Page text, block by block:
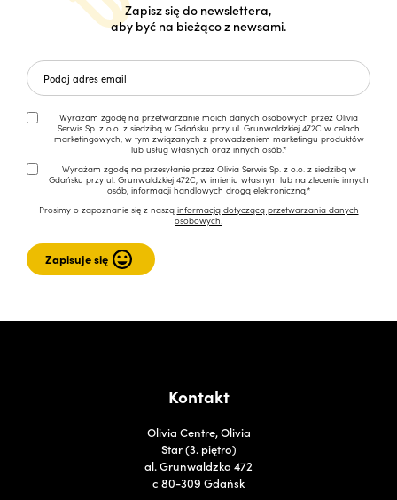
Zapisz się do newslettera,
aby być na bieżąco z newsami.
Wyrażam zgodę na przetwarzanie moich danych osobowych przez Olivia
Serwis Sp. z o.o. z siedzibą w Gdańsku przy ul. Grunwaldzkiej 472C w celach
marketingowych, w tym związanych z prowadzeniem marketingu produktów
lub usług własnych oraz innych osób.*
Wyrażam zgodę na przesyłanie przez Olivia Serwis Sp. z o.o. z siedzibą w
Gdańsku przy ul. Grunwaldzkiej 472C, w imieniu własnym lub na zlecenie innych
osób, informacji handlowych drogą elektroniczną.*
Prosimy o zapoznanie się z naszą informacją dotyczącą przetwarzania danych
osobowych.
Kontakt
Olivia Centre, Olivia
Star (3. piętro)
al. Grunwaldzka 472
c 80-309 Gdańsk